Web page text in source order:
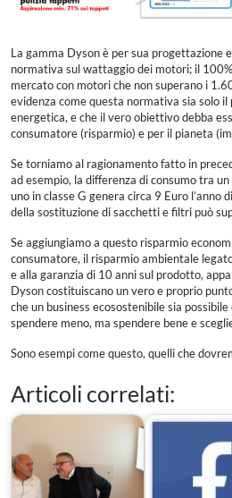
La gamma Dyson è per sua progettazione
normativa sul wattaggio dei motori; il 100%
mercato con motori che non superano i
evidenza come questa normativa sia solo il
energetica, e che il vero obiettivo debba
consumatore (risparmio) e per il pianeta
Se torniamo al ragionamento fatto in
ad esempio, la differenza di consumo tra
uno in classe G genera circa 9 Euro l’anno
della sostituzione di sacchetti e filtri può
Se aggiungiamo a questo risparmio
consumatore, il risparmio ambientale
e alla garanzia di 10 anni sul prodotto,
Dyson costituiscano un vero e proprio
che un business ecosostenibile sia
spendere meno, ma spendere bene e
Sono esempi come questo, quelli che
Articoli correlati: